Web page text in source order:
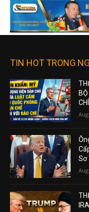
TIN HOT TRONG
CHÍ
Sơ